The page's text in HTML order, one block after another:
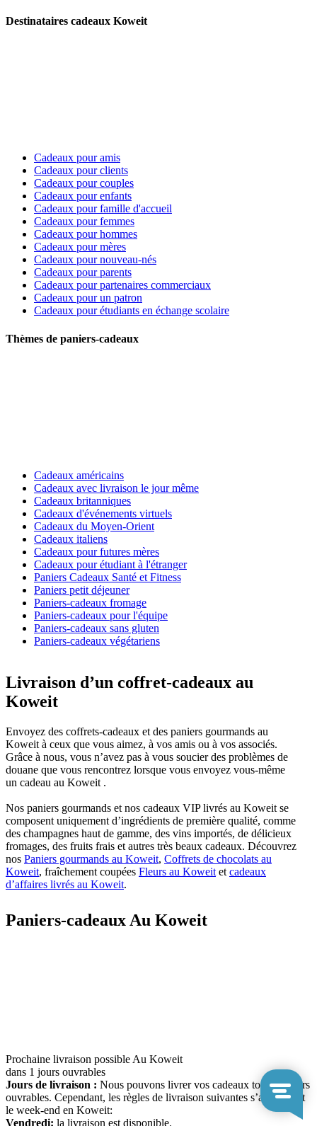
Destinataires cadeaux Koweit
Cadeaux pour amis
Cadeaux pour clients
Cadeaux pour couples
Cadeaux pour enfants
Cadeaux pour famille d'accueil
Cadeaux pour femmes
Cadeaux pour hommes
Cadeaux pour mères
Cadeaux pour nouveau-nés
Cadeaux pour parents
Cadeaux pour partenaires commerciaux
Cadeaux pour un patron
Cadeaux pour étudiants en échange scolaire
Thèmes de paniers-cadeaux
Cadeaux américains
Cadeaux avec livraison le jour même
Cadeaux britanniques
Cadeaux d'événements virtuels
Cadeaux du Moyen-Orient
Cadeaux italiens
Cadeaux pour futures mères
Cadeaux pour étudiant à l'étranger
Paniers Cadeaux Santé et Fitness
Paniers petit déjeuner
Paniers-cadeaux fromage
Paniers-cadeaux pour l'équipe
Paniers-cadeaux sans gluten
Paniers-cadeaux végétariens
Livraison d’un coffret-cadeaux au
Koweit
Envoyez des coffrets-cadeaux et des paniers gourmands au
Koweit à ceux que vous aimez, à vos amis ou à vos associés.
Grâce à nous, vous n’avez pas à vous soucier des problèmes de
douane que vous rencontrez lorsque vous envoyez vous-même
un cadeau au Koweit .
Nos paniers gourmands et nos cadeaux VIP livrés au Koweit se
composent uniquement d’ingrédients de première qualité, comme
des champagnes haut de gamme, des vins importés, de délicieux
fromages, des fruits frais et autres très beaux cadeaux. Découvrez
nos Paniers gourmands au Koweit, Coffrets de chocolats au
Koweit, fraîchement coupées Fleurs au Koweit et cadeaux
d’affaires livrés au Koweit.
Paniers-cadeaux Au Koweit
Prochaine livraison possible Au Koweit
dans 1 jours ouvrables
Jours de livraison : Nous pouvons livrer vos cadeaux tous les jours
ouvrables. Cependant, les règles de livraison suivantes s’appliquent
le week-end en Koweit:
Vendredi: la livraison est disponible.